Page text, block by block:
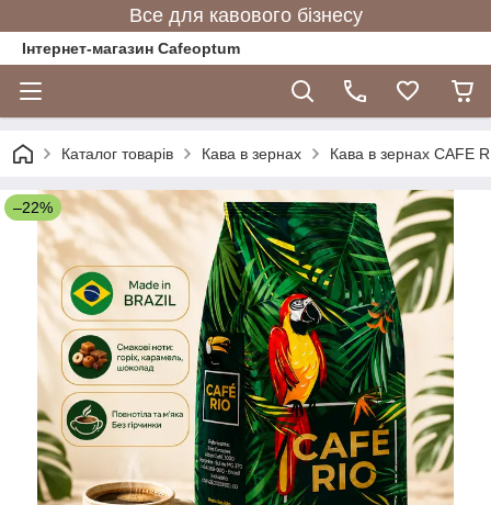
Все для кавового бізнесу
Інтернет-магазин Cafeoptum
Каталог товарів Кава в зернах Кава в зернах CAFE
–22%